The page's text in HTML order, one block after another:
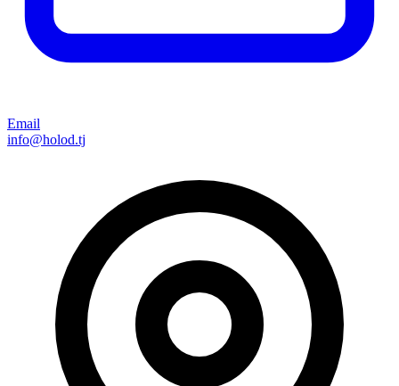
Email
info@holod.tj